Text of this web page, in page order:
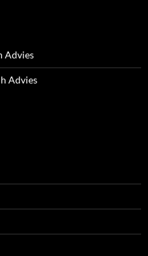
Advies
Advies